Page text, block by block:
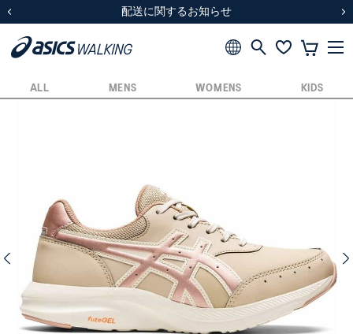
スクスク（SUKU2）価格改定のお知らせ
配送に関するお知らせ
スクスク（SUKU2）価格改定のお知らせ
配送に関するお知らせ
ALL MENS WOMENS KIDS
前の画像 次の画